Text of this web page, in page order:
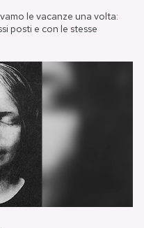
le vacanze una volta:
posti e con le stesse